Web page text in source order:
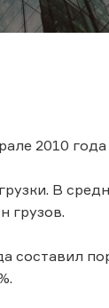
2010 года
В
грузов.
составил